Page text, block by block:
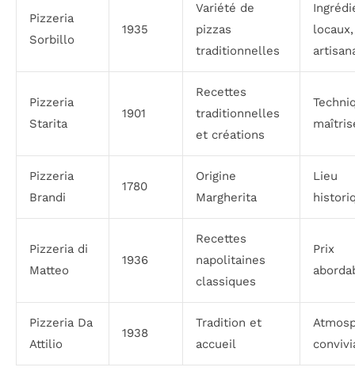
Pizzeria
Sorbillo
1935
Variété de
pizzas
traditionnelles
Pizzeria
Starita
1901
Recettes
traditionnelles
et créations
Pizzeria
Brandi
1780
Origine
Margherita
Lieu
Pizzeria di
Matteo
1936
Recettes
napolitaines
classiques
Prix
Pizzeria Da
Attilio
1938
Tradition et
accueil